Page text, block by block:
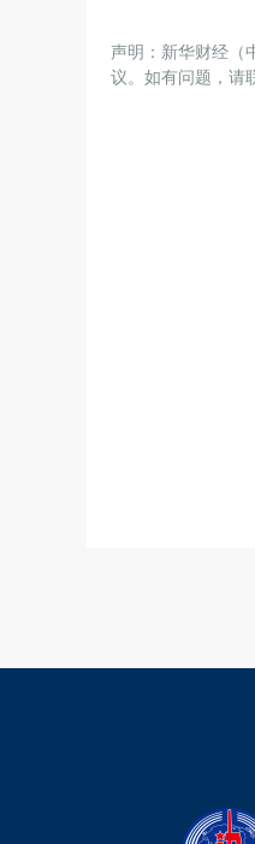
声明：新华财经（
议。如有问题，请